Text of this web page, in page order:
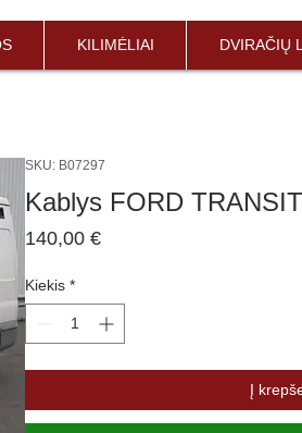
KILIMĖLIAI DVIRAČIŲ
SKU: B07297
Kablys FORD
140,00 €Price
Kiekis *
Į